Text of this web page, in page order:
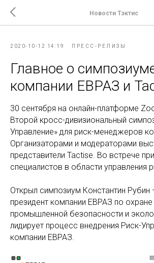
Новости Тэктис
2020-10-12 14:19 ПРЕСС-РЕЛИЗЫ
Главное о
компании ЕВРАЗ и
30 сентября на онлайн-платформе
Второй кросс-дивизиональный
Управление» для риск-менеджеров
Организаторами и модераторами
представители Tactise. Во встрече
специалистов в области управления
Открыл симпозиум Константин Рубин
президент компании ЕВРАЗ по охране
промышленной безопасности и
лидирует процесс внедрения Риск-
компании ЕВРАЗ.